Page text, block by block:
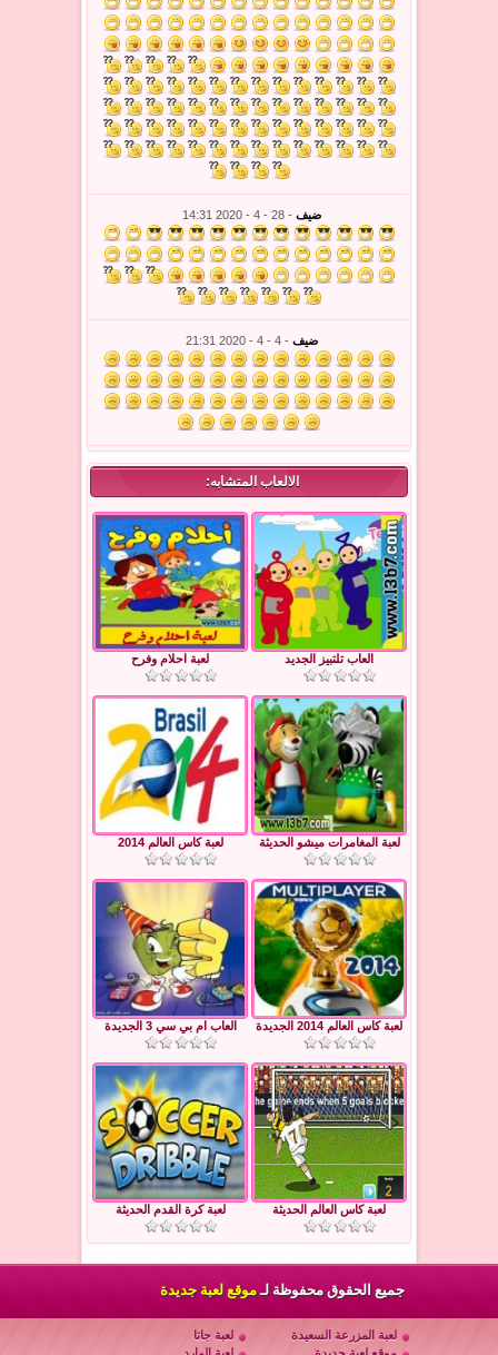
ضيف - 28 - 4 - 2020 14:31
ضيف - 4 - 4 - 2020 21:31
الالعاب المتشابه:
العاب تلتبيز الجديد لعبة احلام وفرح
لعبة المغامرات ميشو الحديثة لعبة كاس العالم 2014
لعبة كاس العالم 2014 الجديدة العاب ام بي سي 3 الجديدة
لعبة كاس العالم الحديثة لعبة كرة القدم الحديثة
جميع الحقوق محفوظة لـموقع لعبة جديدة
لعبة المزرعة السعيدة
لعبة جاتا